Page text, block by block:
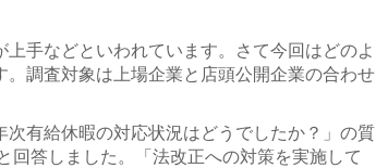
手などといわれています。さて今回はどのよ
調査対象は上場企業と店頭公開企業の合わせ
有給休暇の対応状況はどうでしたか？」の質
回答しました。「法改正への対策を実施して